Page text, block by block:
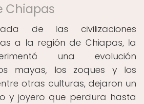
Chiapas
de las civilizaciones
a la región de Chiapas, la
una evolución
mayas, los zoques y los
otras culturas, dejaron un
y joyero que perdura hasta